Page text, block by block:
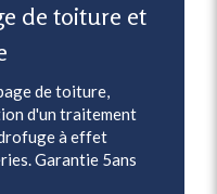
de toiture et
de toiture,
d'un traitement
à effet
Garantie 5ans